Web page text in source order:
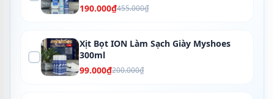
190.000₫455.000₫
Xịt Bọt ION Làm Sạch Giày Myshoes
300ml
99.000₫200.000₫